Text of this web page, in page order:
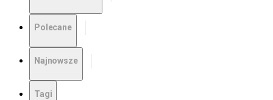
Polecane
Najnowsze
Tagi